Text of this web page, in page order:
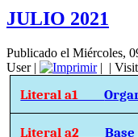
JULIO 2021
Publicado el Miércoles,
User| | |
Literal a1
Literal a2